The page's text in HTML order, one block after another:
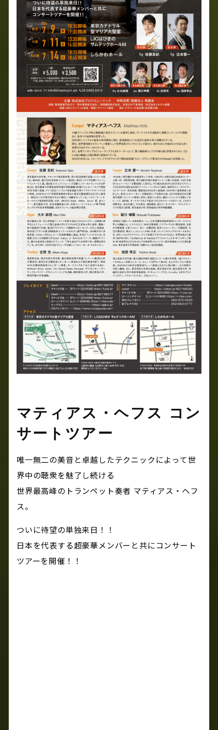
マティアス・ヘフス コン
サートツアー
唯一無二の美音と卓越したテクニックによって世
界中の聴衆を魅了し続ける
世界最高峰のトランペット奏者 マティアス・ヘフ
ス。
ついに待望の単独来日！！
日本を代表する超豪華メンバーと共にコンサート
ツアーを開催！！